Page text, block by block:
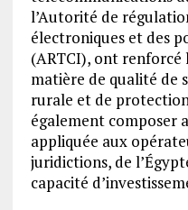
l’Autorité de
électroniques et des
(ARTCI), ont renforcé
matière de qualité de
rurale et de
également composer
appliquée aux
juridictions, de
capacité